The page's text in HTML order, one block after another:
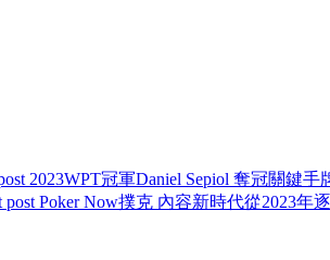
2023WPT冠軍Daniel Sepiol 奪冠關鍵手
post Poker Now撲克 內容新時代從2023年